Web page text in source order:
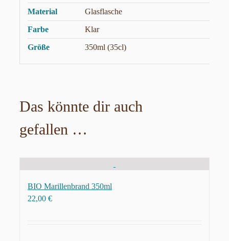
Material Glasflasche
Farbe Klar
Größe 350ml (35cl)
Das könnte dir auch
gefallen …
BIO Marillenbrand 350ml
22,00 €